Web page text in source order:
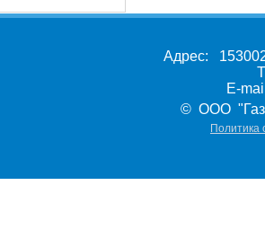
Адрес:
E-
© ООО
Политика